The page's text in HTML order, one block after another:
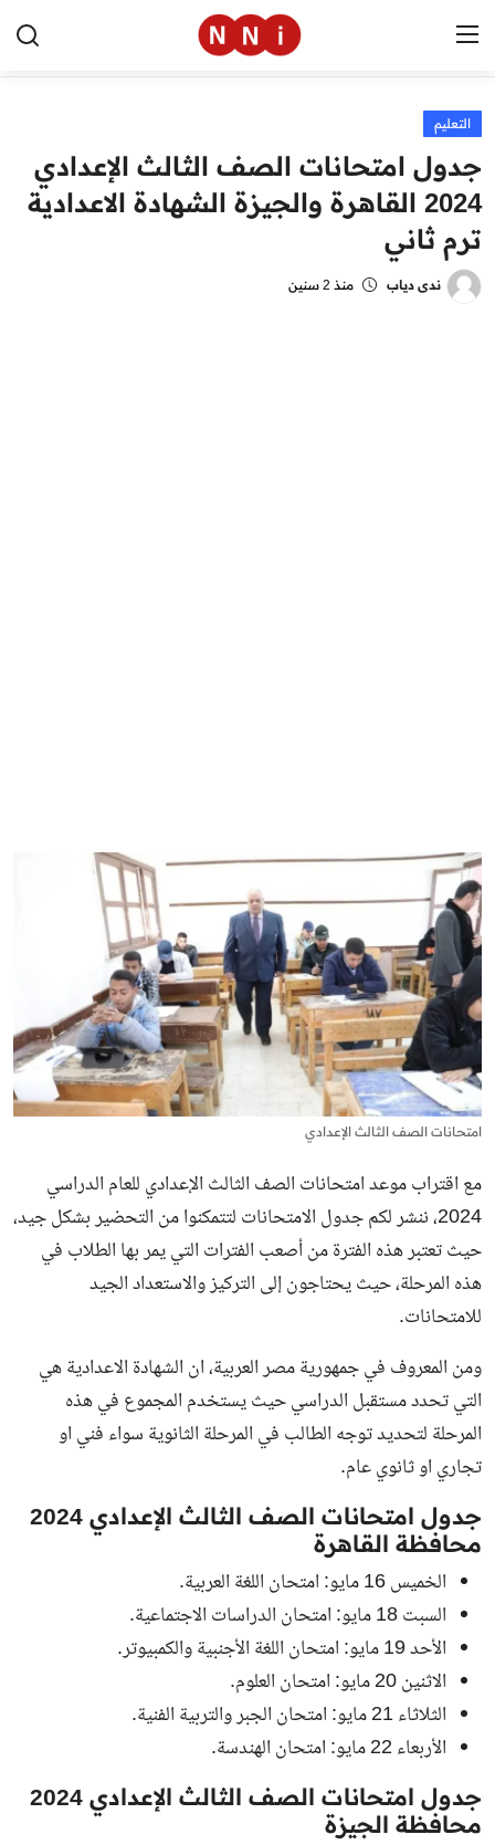
الرئيسية
اخبار مصر
العالم
الرياضة
التعليم
جدول امتحانات الصف الثالث الإعدادي
2024 القاهرة والجيزة الشهادة الاعدادية
ترم ثاني
ندى دياب منذ 2 سنين
امتحانات الصف الثالث الإعدادي
مع اقتراب موعد امتحانات الصف الثالث الإعدادي للعام الدراسي
2024، ننشر لكم جدول الامتحانات لتتمكنوا من التحضير بشكل جيد،
حيث تعتبر هذه الفترة من أصعب الفترات التي يمر بها الطلاب في
هذه المرحلة، حيث يحتاجون إلى التركيز والاستعداد الجيد
للامتحانات.
ومن المعروف في جمهورية مصر العربية، ان الشهادة الاعدادية هي
التي تحدد مستقبل الدراسي حيث يستخدم المجموع في هذه
المرحلة لتحديد توجه الطالب في المرحلة الثانوية سواء فني او
تجاري او ثانوي عام.
جدول امتحانات الصف الثالث الإعدادي 2024
محافظة القاهرة
الخميس 16 مايو: امتحان اللغة العربية.
السبت 18 مايو: امتحان الدراسات الاجتماعية.
الأحد 19 مايو: امتحان اللغة الأجنبية والكمبيوتر.
الاثنين 20 مايو: امتحان العلوم.
الثلاثاء 21 مايو:
امتحان الجبر والتربية الفنية.
الأربعاء 22 مايو: امتحان الهندسة.
جدول امتحانات الصف الثالث الإعدادي 2024
محافظة الجيزة